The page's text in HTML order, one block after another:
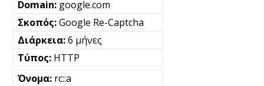
google.com
Google Re-Captcha
6 μήνες
HTTP
rc::a